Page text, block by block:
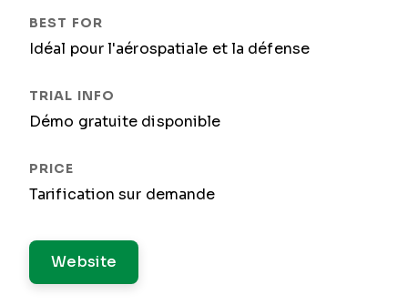
Idéal pour l'aérospatiale et la défense
Démo gratuite disponible
Tarification sur demande
Website